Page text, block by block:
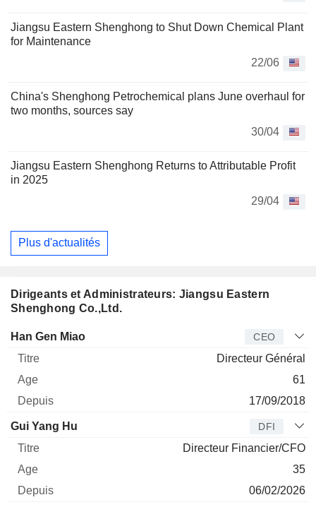
Jiangsu Eastern Shenghong to Shut Down Chemical Plant
for Maintenance
22/06
China's Shenghong Petrochemical plans June overhaul for
two months, sources say
30/04
Jiangsu Eastern Shenghong Returns to Attributable Profit
in 2025
29/04
Plus d'actualités
Dirigeants et Administrateurs: Jiangsu Eastern
Shenghong Co.,Ltd.
Dirigeant Titre
Han Gen Miao CEO
Directeur Général
61
17/09/2018
Gui Yang Hu DFI
Directeur Financier/CFO
35
06/02/2026